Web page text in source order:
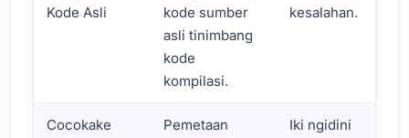
Kode Asli
kode sumber
asli tinimbang
kode
kompilasi.
kesalahan.
Cocokake
Pemetaan
Iki ngidini